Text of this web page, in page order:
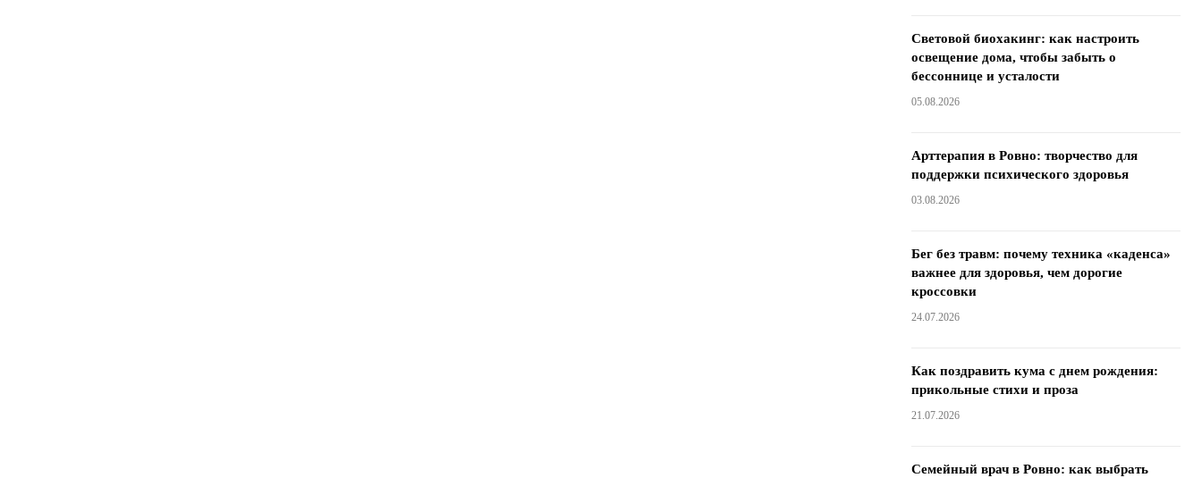
Световой биохакинг: как настроить
освещение дома, чтобы забыть о
бессоннице и усталости
05.08.2026
Арттерапия в Ровно: творчество для
поддержки психического здоровья
03.08.2026
Бег без травм: почему техника «каденса»
важнее для здоровья, чем дорогие
кроссовки
24.07.2026
Как поздравить кума с днем ​​рождения:
прикольные стихи и проза
21.07.2026
Семейный врач в Ровно: как выбрать